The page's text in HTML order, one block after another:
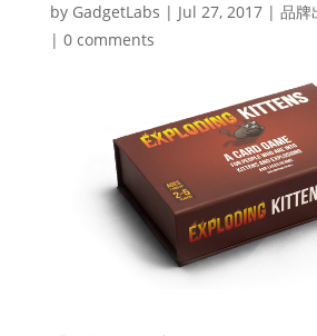
by GadgetLabs | Jul 27, 2017| 品牌
| 0 comments